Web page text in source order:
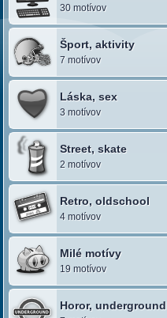
30 motívov
Šport, aktivity
7 motívov
Láska, sex
3 motívov
Street, skate
2 motívov
Retro, oldschool
4 motívov
Milé motívy
19 motívov
Horor, underground